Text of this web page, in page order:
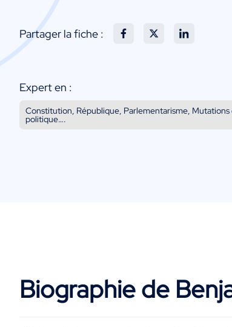
Partager la fiche :
Expert en :
Constitution, République, Parlementarisme,
politique….
Biographie de